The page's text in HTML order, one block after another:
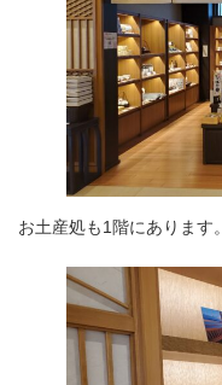
お土産処も1階にあります。